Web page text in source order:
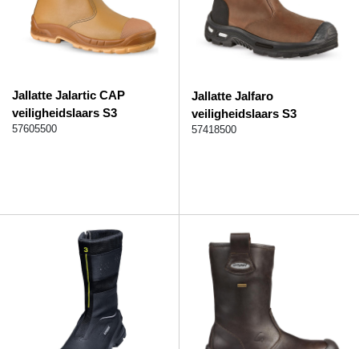
Jallatte Jalartic CAP
veiligheidslaars S3
57605500
Jallatte Jalfaro
veiligheidslaars S3
57418500